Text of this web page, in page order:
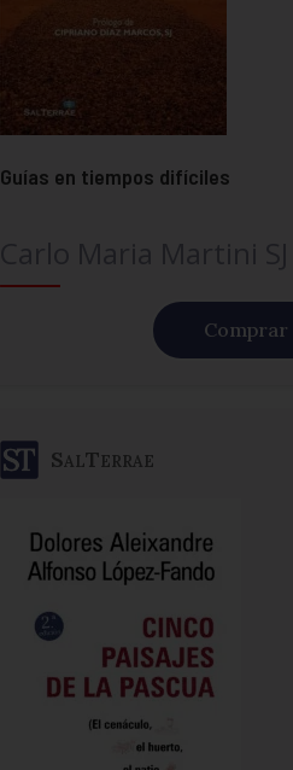
Guías en tiempos difíciles
Comprar
SalTerrae